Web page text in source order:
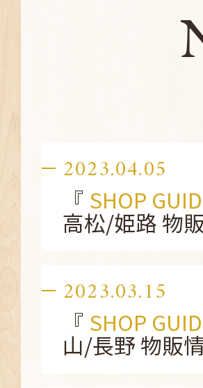
2023.04.05
『 SHOP
高松/姫路 物
2023.03.15
『 SHOP
山/長野 物販